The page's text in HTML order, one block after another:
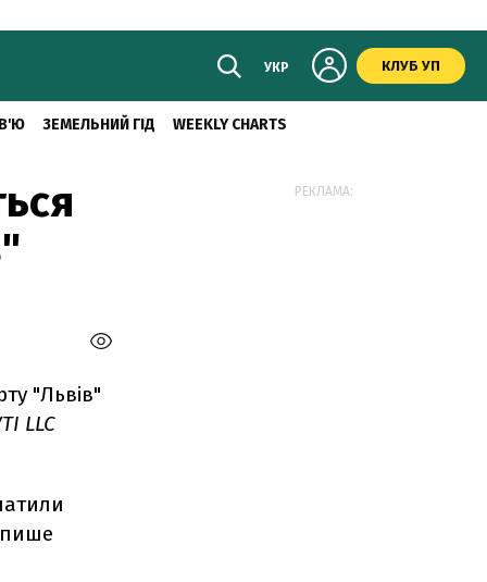
УКР КЛУБ УП
ЗЕМЕЛЬНИЙ ГІД WEEKLY CHARTS
"Львів"
LLC
пише
РЕКЛАМА: